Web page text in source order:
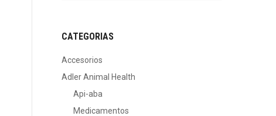
CATEGORIAS
Accesorios
Adler Animal Health
Api-aba
Medicamentos